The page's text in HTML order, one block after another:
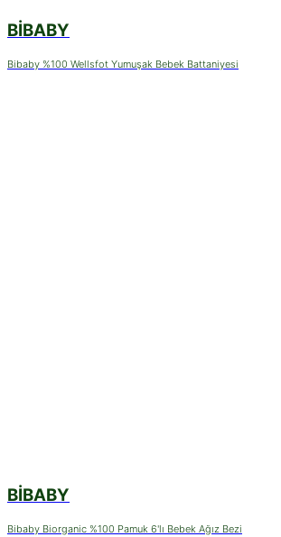
BIBABY
Bibaby %100 Wellsfot Yumuşak Bebek Battaniyesi
BIBABY
Bibaby Biorganic %100 Pamuk 6'lı Bebek Ağız Bezi